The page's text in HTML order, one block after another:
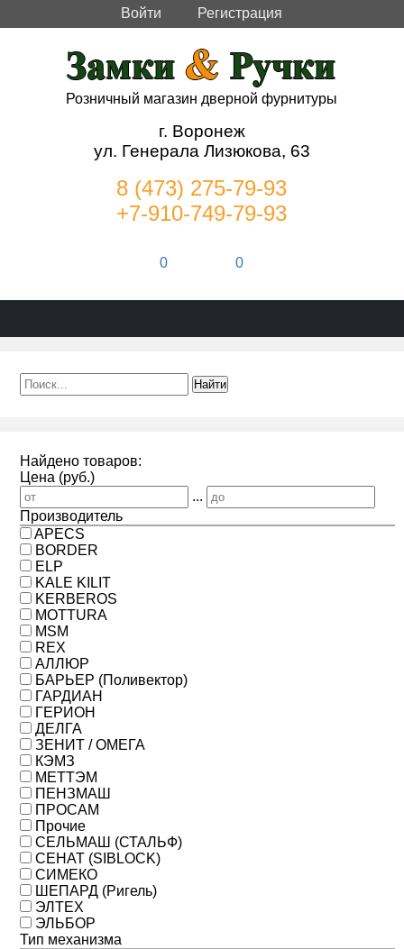
Войти Регистрация
Розничный магазин дверной фурнитуры
г. Воронеж
ул. Генерала Лизюкова, 63
8 (473) 275-79-93
+7-910-749-79-93
0 0
Найдено товаров:
Цена (руб.)
...
Производитель
APECS
BORDER
ELP
KALE KILIT
KERBEROS
MOTTURA
MSM
REX
АЛЛЮР
БАРЬЕР (Поливектор)
ГАРДИАН
ГЕРИОН
ДЕЛГА
ЗЕНИТ / ОМЕГА
КЭМЗ
МЕТТЭМ
ПЕНЗМАШ
ПРОСАМ
Прочие
СЕЛЬМАШ (СТАЛЬФ)
СЕНАТ (SIBLOCK)
СИМЕКО
ШЕПАРД (Ригель)
ЭЛТЕХ
ЭЛЬБОР
Тип механизма